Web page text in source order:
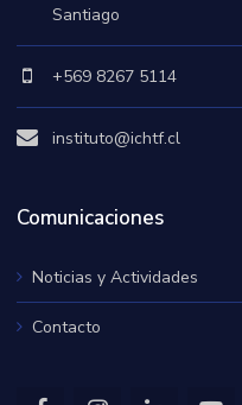
Santiago
+569 8267 5114
instituto@ichtf.cl
Comunicaciones
Noticias y Actividades
Contacto